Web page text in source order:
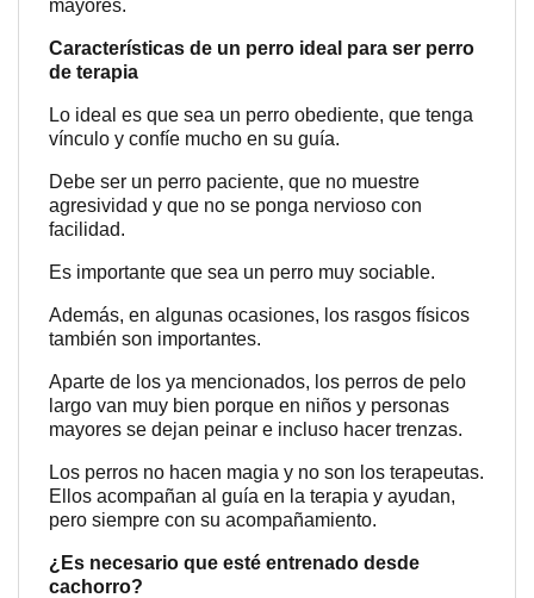
mayores.
Características de un perro ideal para ser perro
de terapia
Lo ideal es que sea un perro obediente, que tenga
vínculo y confíe mucho en su guía.
Debe ser un perro paciente, que no muestre
agresividad y que no se ponga nervioso con
facilidad.
Es importante que sea un perro muy sociable.
Además, en algunas ocasiones, los rasgos físicos
también son importantes.
Aparte de los ya mencionados, los perros de pelo
largo van muy bien porque en niños y personas
mayores se dejan peinar e incluso hacer trenzas.
Los perros no hacen magia y no son los terapeutas.
Ellos acompañan al guía en la terapia y ayudan,
pero siempre con su acompañamiento.
¿Es necesario que esté entrenado desde
cachorro?